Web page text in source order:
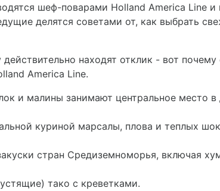
шеф-поварами Holland America Line
делятся советами от, как выбрать
находят отклик - вот почему
America Line.
и малины занимают центральное место в
куриной марсалы, плова и теплых
стран Средиземноморья, включая
тако с креветками.